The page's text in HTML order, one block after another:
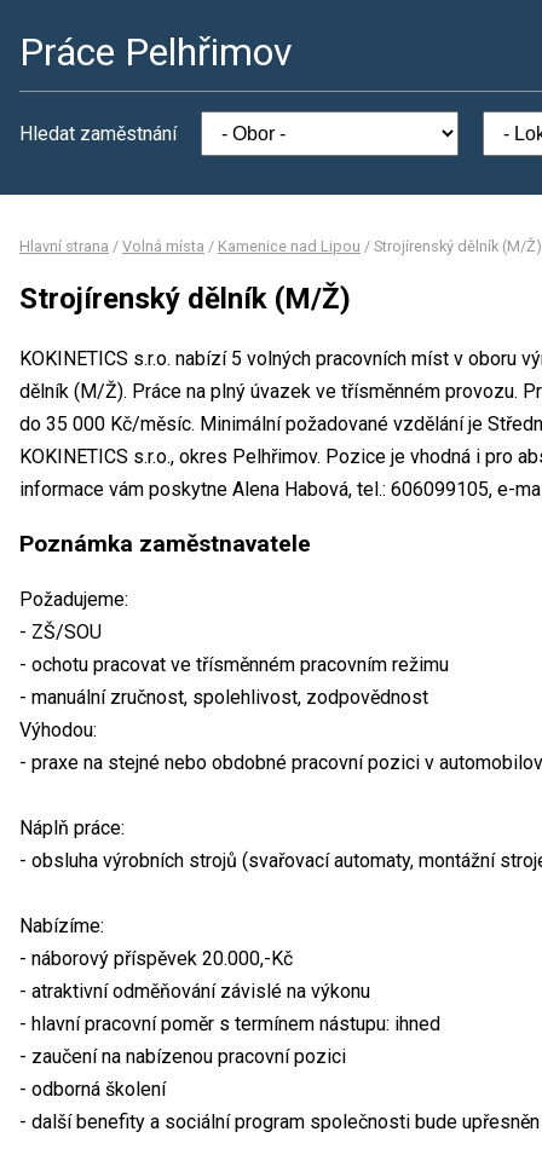
Práce Pelhřimov
Hledat zaměstnání
Hlavní strana / Volná místa / Kamenice nad Lipou / Strojírenský dělník (M/Ž)
Strojírenský dělník (M/Ž)
KOKINETICS s.r.o. nabízí 5 volných pracovních míst v oboru
dělník (M/Ž). Práce na plný úvazek ve třísměnném provozu.
do 35 000 Kč/měsíc. Minimální požadované vzdělání je
KOKINETICS s.r.o., okres Pelhřimov. Pozice je vhodná i pro
informace vám poskytne Alena Habová, tel.: 606099105, e-
Poznámka zaměstnavatele
Požadujeme:
- ZŠ/SOU
- ochotu pracovat ve třísměnném pracovním režimu
- manuální zručnost, spolehlivost, zodpovědnost
Výhodou:
- praxe na stejné nebo obdobné pracovní pozici v
Náplň práce:
- obsluha výrobních strojů (svařovací automaty, montážní
Nabízíme:
- náborový příspěvek 20.000,-Kč
- atraktivní odměňování závislé na výkonu
- hlavní pracovní poměr s termínem nástupu: ihned
- zaučení na nabízenou pracovní pozici
- odborná školení
- další benefity a sociální program společnosti bude